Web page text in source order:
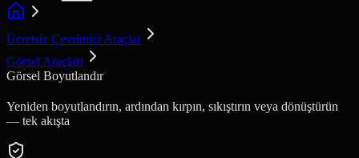
Ücretsiz Çevrimiçi Araçlar
Görsel Araçları
Görsel Boyutlandır
Yeniden boyutlandırın, ardından kırpın, sıkıştırın veya dönüştürün
— tek akışta